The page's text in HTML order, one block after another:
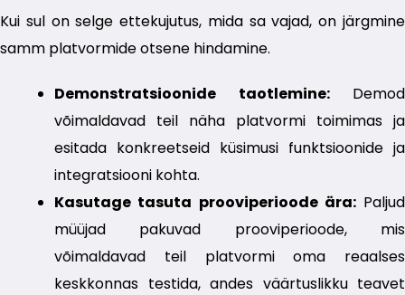
Kui sul on selge ettekujutus, mida sa vajad, on järgmine
samm platvormide otsene hindamine.
Demonstratsioonide taotlemine:Demod
võimaldavad teil näha platvormi toimimas ja
esitada konkreetseid küsimusi funktsioonide ja
integratsiooni kohta.
Kasutage tasuta prooviperioode ära:Paljud
müüjad pakuvad prooviperioode, mis
võimaldavad teil platvormi oma reaalses
keskkonnas testida, andes väärtuslikku teavet